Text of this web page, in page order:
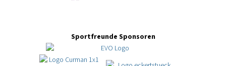
Sportfreunde Sponsoren